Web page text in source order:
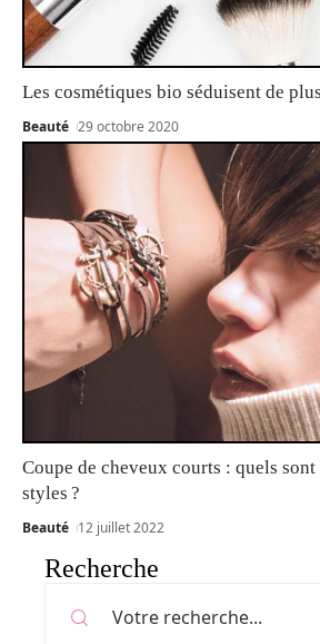
Les cosmétiques bio séduisent de
Beauté 29 octobre 2020
Coupe de cheveux courts : quels
styles ?
Beauté 12 juillet 2022
Recherche